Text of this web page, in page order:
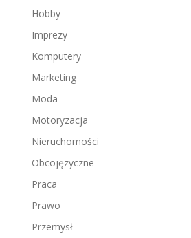
Hobby
Imprezy
Komputery
Marketing
Moda
Motoryzacja
Nieruchomości
Obcojęzyczne
Praca
Prawo
Przemysł